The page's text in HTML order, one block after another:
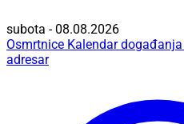
subota - 08.08.2026
Osmrtnice Kalendar događanja
adresar